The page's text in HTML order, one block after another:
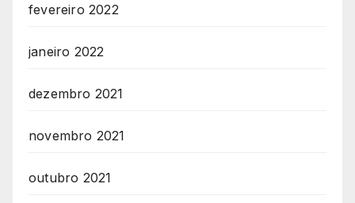
fevereiro 2022
janeiro 2022
dezembro 2021
novembro 2021
outubro 2021